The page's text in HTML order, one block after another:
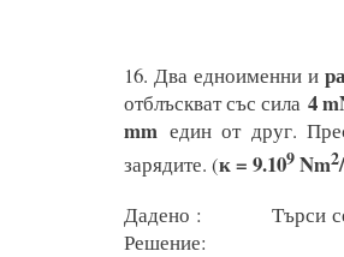
16. Два едноименни и
отблъскват със сила 4
mmедин от друг.
зарядите. (к = 9.109Nm2
Дадено
Решение: